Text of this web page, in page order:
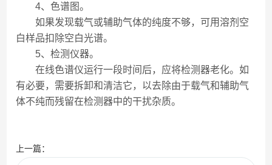
4、色谱图。
如果发现载气或辅助气体的纯度不够，可用溶剂空
白样品扣除空白光谱。
5、检测仪器。
在线色谱仪运行一段时间后，应将检测器老化。如
有必要，需要拆卸和清洁它，以去除由于载气和辅助气
体不纯而残留在检测器中的干扰杂质。
上一篇：